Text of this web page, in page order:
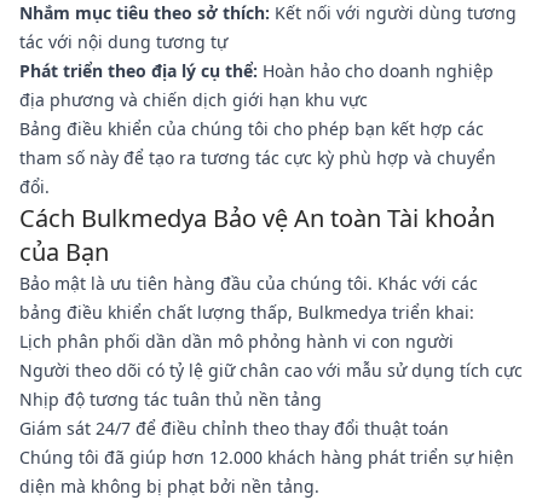
Nhắm mục tiêu theo sở thích: Kết nối với người dùng tương
tác với nội dung tương tự
Phát triển theo địa lý cụ thể: Hoàn hảo cho doanh nghiệp
địa phương và chiến dịch giới hạn khu vực
Bảng điều khiển của chúng tôi cho phép bạn kết hợp các
tham số này để tạo ra tương tác cực kỳ phù hợp và chuyển
đổi.
Cách Bulkmedya Bảo vệ An toàn Tài khoản
của Bạn
Bảo mật là ưu tiên hàng đầu của chúng tôi. Khác với các
bảng điều khiển chất lượng thấp, Bulkmedya triển khai:
Lịch phân phối dần dần mô phỏng hành vi con người
Người theo dõi có tỷ lệ giữ chân cao với mẫu sử dụng tích cực
Nhịp độ tương tác tuân thủ nền tảng
Giám sát 24/7 để điều chỉnh theo thay đổi thuật toán
Chúng tôi đã giúp hơn 12.000 khách hàng phát triển sự hiện
diện mà không bị phạt bởi nền tảng.